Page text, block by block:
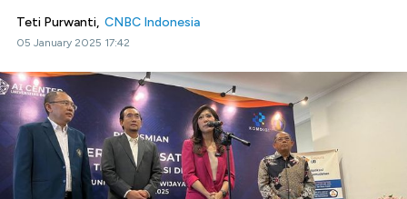
Teti Purwanti, CNBC Indonesia
05 January 2025 17:42